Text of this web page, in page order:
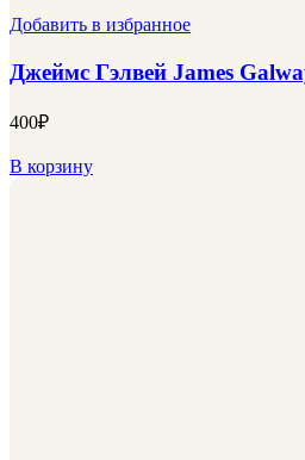
Добавить в избранное
Джеймс Гэлвей James
400₽
В корзину